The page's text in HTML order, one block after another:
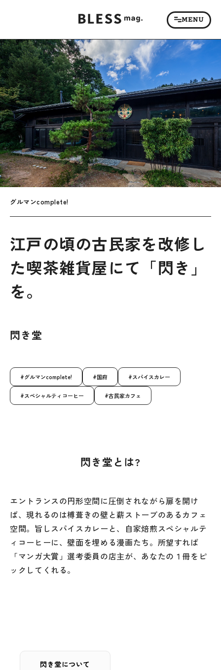
グルマンcomplete!
江戸の頃の古民家を改修し
た喫茶雑貨屋にて「閃き」
を。
閃き堂
グルマンcomplete! 国府 スパイスカレー
スペシャルティコーヒー 古民家カフェ
閃き堂とは?
エントランスの円形空間に圧倒されながら扉を開け
ば、現れるのは榑葺きの壁と薪ストーブのあるカフェ
空間。旨しスパイスカレーと、自家焙煎スペシャルテ
ィコーヒーに、壁面を埋める漫画たち。所望すれば
「マンガ大賞」選考委員の店主が、あなたの１冊をピ
ックしてくれる。
閃き堂について